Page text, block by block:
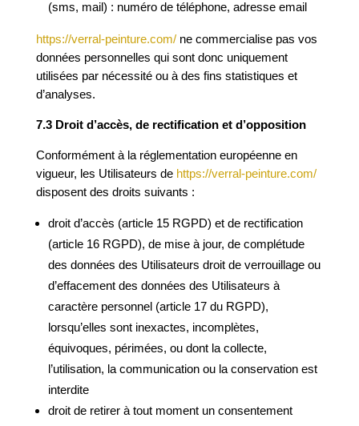
(sms, mail) : numéro de téléphone, adresse email
https://verral-peinture.com/ne commercialise pas vos
données personnelles qui sont donc uniquement
utilisées par nécessité ou à des fins statistiques et
d’analyses.
7.3 Droit d’accès, de rectification et d’opposition
Conformément à la réglementation européenne en
vigueur, les Utilisateurs de https://verral-peinture.com/
disposent des droits suivants :
droit d’accès (article 15 RGPD) et de rectification
(article 16 RGPD), de mise à jour, de complétude
des données des Utilisateurs droit de verrouillage ou
d’effacement des données des Utilisateurs à
caractère personnel (article 17 du RGPD),
lorsqu’elles sont inexactes, incomplètes,
équivoques, périmées, ou dont la collecte,
l’utilisation, la communication ou la conservation est
interdite
droit de retirer à tout moment un consentement